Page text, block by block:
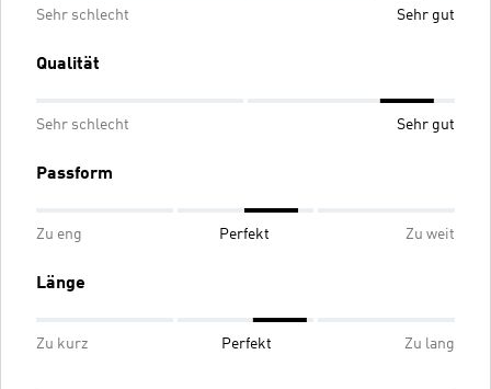
Sehr schlecht Sehr gut
Qualität
Sehr schlecht Sehr gut
Passform
Zu eng Perfekt Zu weit
Länge
Zu kurz Perfekt Zu lang